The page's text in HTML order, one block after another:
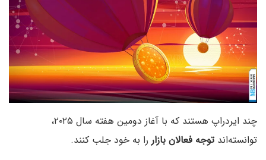
چند ایردراپ هستند که با آغاز دومین هفته سال ۲۰۲۵،
توانسته‌اندتوجه فعالان بازاررا به خود جلب کنند.